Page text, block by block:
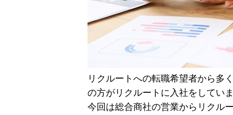
リクルートへの転職希望者から多
の方がリクルートに入社をしていま
今回は総合商社の営業からリクル